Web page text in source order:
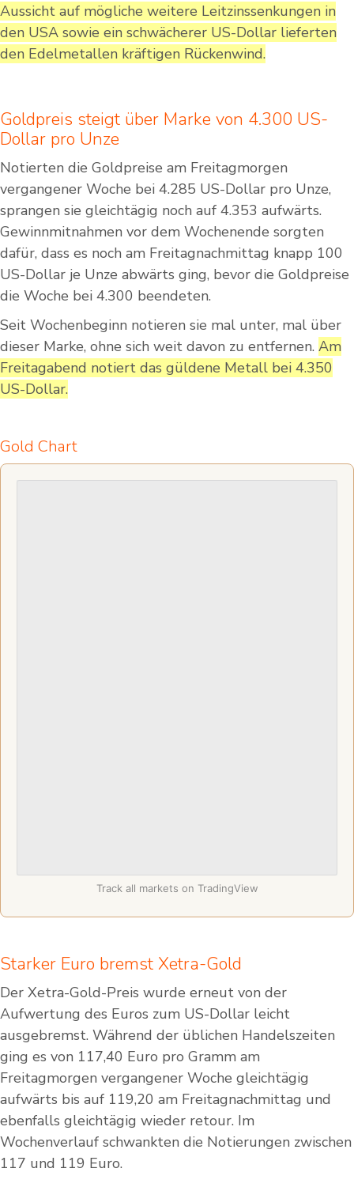
Aussicht auf mögliche weitere Leitzinssenkungen in
den USA sowie ein schwächerer US-Dollar lieferten
den Edelmetallen kräftigen Rückenwind.
Goldpreis steigt über Marke von 4.300 US-
Dollar pro Unze
Notierten die Goldpreise am Freitagmorgen
vergangener Woche bei 4.285 US-Dollar pro Unze,
sprangen sie gleichtägig noch auf 4.353 aufwärts.
Gewinnmitnahmen vor dem Wochenende sorgten
dafür, dass es noch am Freitagnachmittag knapp 100
US-Dollar je Unze abwärts ging, bevor die Goldpreise
die Woche bei 4.300 beendeten.
Seit Wochenbeginn notieren sie mal unter, mal über
dieser Marke, ohne sich weit davon zu entfernen. Am
Freitagabend notiert das güldene Metall bei 4.350
US-Dollar.
Gold Chart
Track all markets on TradingView
Starker Euro bremst Xetra-Gold
Der Xetra-Gold-Preis wurde erneut von der
Aufwertung des Euros zum US-Dollar leicht
ausgebremst. Während der üblichen Handelszeiten
ging es von 117,40 Euro pro Gramm am
Freitagmorgen vergangener Woche gleichtägig
aufwärts bis auf 119,20 am Freitagnachmittag und
ebenfalls gleichtägig wieder retour. Im
Wochenverlauf schwankten die Notierungen zwischen
117 und 119 Euro.